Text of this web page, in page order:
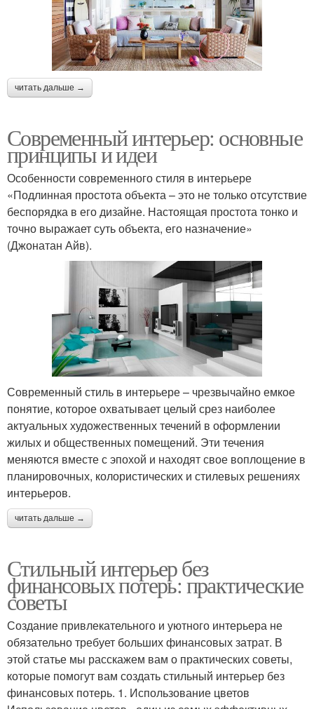
читать дальше →
Современный интерьер: основные
принципы и идеи
Особенности современного стиля в интерьере
«Подлинная простота объекта – это не только отсутствие
беспорядка в его дизайне. Настоящая простота тонко и
точно выражает суть объекта, его назначение»
(Джонатан Айв).
Современный стиль в интерьере – чрезвычайно емкое
понятие, которое охватывает целый срез наиболее
актуальных художественных течений в оформлении
жилых и общественных помещений. Эти течения
меняются вместе с эпохой и находят свое воплощение в
планировочных, колористических и стилевых решениях
интерьеров.
читать дальше →
Стильный интерьер без
финансовых потерь: практические
советы
Создание привлекательного и уютного интерьера не
обязательно требует больших финансовых затрат. В
этой статье мы расскажем вам о практических советы,
которые помогут вам создать стильный интерьер без
финансовых потерь. 1. Использование цветов